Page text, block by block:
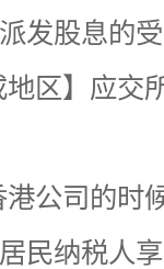
发股息的
区】应交
公司的时
民纳税人